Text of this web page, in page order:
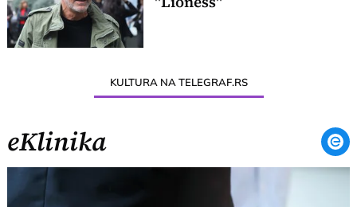
KULTURA NA TELEGRAF.RS
eKlinika